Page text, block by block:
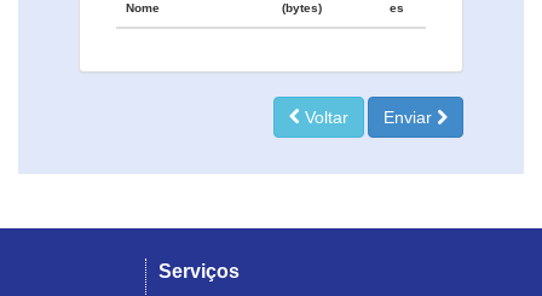
Nome
(bytes)
es
Voltar Enviar
Serviços